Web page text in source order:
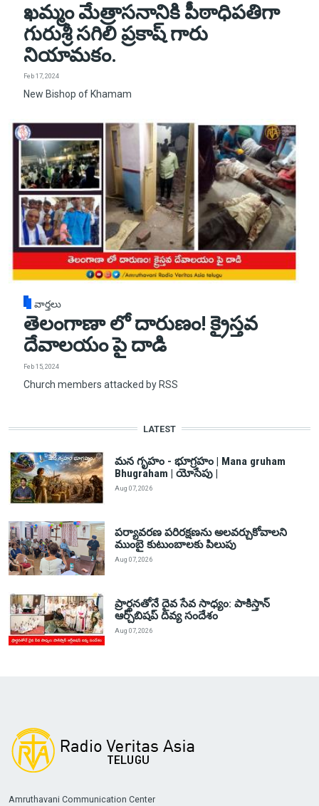
ఖమ్మం మేత్రాసనానికి పీఠాధిపతిగా
గురుశ్రీ సగిలి ప్రకాష్ గారు
నియామకం.
Feb 17, 2024
New Bishop of Khamam
వార్తలు
తెలంగాణా లో దారుణం! క్రైస్తవ
దేవాలయం పై దాడి
Feb 15, 2024
Church members attacked by RSS
LATEST
మన గృహం - భూగ్రహం | Mana gruham
Bhugraham | యోసేపు |
Aug 07, 2026
పర్యావరణ పరిరక్షణను అలవర్చుకోవాలని
ముంబై కుటుంబాలకు పిలుపు
Aug 07, 2026
ప్రార్థనతోనే దైవ సేవ సాధ్యం: పాకిస్తాన్‌
ఆర్చ్‌బిషప్ దివ్య సందేశం
Aug 07, 2026
Amruthavani Communication Center